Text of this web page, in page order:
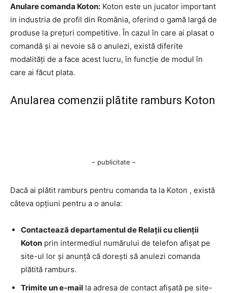
Anulare comanda Koton: Koton este un jucator important
in industria de profil din România, oferind o gamă largă de
produse la prețuri competitive. În cazul în care ai plasat o
comandă și ai nevoie să o anulezi, există diferite
modalități de a face acest lucru, în funcție de modul în
care ai făcut plata.
Anularea comenzii plătite ramburs Koton
– publicitate –
Dacă ai plătit ramburs pentru comanda ta la Koton , există
câteva opțiuni pentru a o anula:
Contactează departamentul de Relații cu clienții
Koton prin intermediul numărului de telefon afișat pe
site-ul lor și anunță că dorești să anulezi comanda
plătită ramburs.
Trimite un e-mail la adresa de contact afișată pe site-